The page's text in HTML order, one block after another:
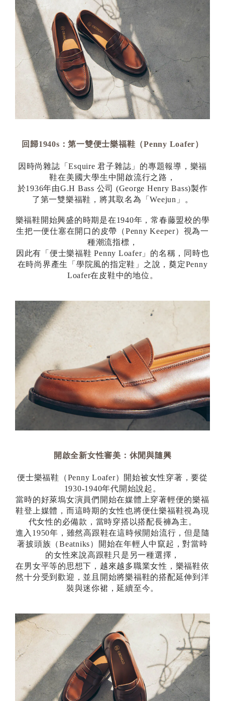
回歸1940s：第一雙便士樂福鞋（Penny Loafer）
因時尚雜誌「Esquire 君子雜誌」的專題報導，樂福
鞋在美國大學生中開啟流行之路，
於1936年由G.H Bass 公司 (George Henry Bass)製作
了第一雙樂福鞋，將其取名為「Weejun」。
樂福鞋開始興盛的時期是在1940年，常春藤盟校的學
生把一便仕塞在開口的皮帶（Penny Keeper）視為一
種潮流指標，
因此有「便士樂福鞋 Penny Loafer」的名稱，同時也
在時尚界產生「學院風的指定鞋」之說，奠定Penny
Loafer在皮鞋中的地位。
開啟全新女性審美：休閒與隨興
便士樂福鞋（Penny Loafer）開始被女性穿著，要從
1930-1940年代開始說起。
當時的好萊塢女演員們開始在媒體上穿著輕便的樂福
鞋登上媒體，而這時期的女性也將便仕樂福鞋視為現
代女性的必備款，當時穿搭以搭配長褲為主。
進入1950年，雖然高跟鞋在這時候開始流行，但是隨
著披頭族（Beatniks）開始在年輕人中竄起，對當時
的女性來說高跟鞋只是另一種選擇，
在男女平等的思想下，越來越多職業女性，樂福鞋依
然十分受到歡迎，並且開始將樂福鞋的搭配延伸到洋
裝與迷你裙，延續至今。